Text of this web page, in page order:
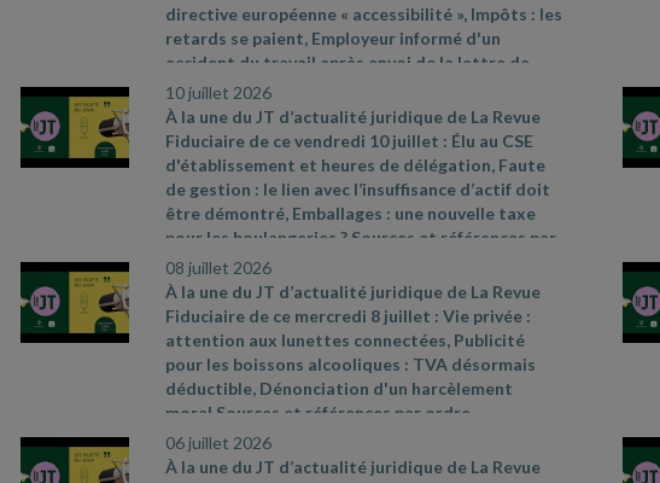
directive européenne « accessibilité », Impôts : les
retards se paient, Employeur informé d'un
accident du travail après envoi de la lettre de
licenciement. Sources et références par ordre
d’apparition à l’écran :-
https://www.economie.gouv.fr/dgccrf/actualites
dgccrf/accessibilite - un- apres- lentree- en-
vigueur- de - la- directive - europeenne - bilan-
de- laction- de - la- dgccrf- Fiche pratique
Bercy infos Particuliers du 18 juin 2026- Cass.
10 juillet 2026
À la une du JT d’actualité juridique de La Revue
Fiduciaire de ce vendredi 10 juillet : Élu au CSE
d'établissement et heures de délégation, Faute
de gestion : le lien avec l’insuffisance d’actif doit
être démontré, Emballages : une nouvelle taxe
pour les boulangeries ? Sources et références par
ordre d’apparition à l’écran :
2026, n° 24- 17361 FSB- Cass. com., 20 mai 2026,
n° 25- 14635 - Réponse ministérielle Allisio n°
5572, JO Assemblée nationale du 9 juin 2026
08 juillet 2026
À la une du JT d’actualité juridique de La Revue
Fiduciaire de ce mercredi 8 juillet : Vie privée :
attention aux lunettes connectées, Publicité
pour les boissons alcooliques : TVA désormais
déductible, Dénonciation d'un harcèlement
moral Sources et références par ordre
d’apparition à l’écran :
11 mai 2026 – « Les lunettes connectées : la CNIL
06 juillet 2026
À la une du JT d’actualité juridique de La Revue